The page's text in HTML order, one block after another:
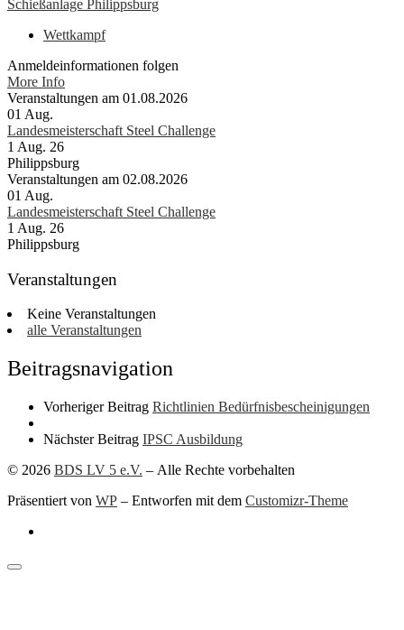
Schießanlage Philippsburg
Wettkampf
Anmeldeinformationen folgen
More Info
Veranstaltungen am 01.08.2026
01 Aug.
Landesmeisterschaft Steel Challenge
1 Aug. 26
Philippsburg
Veranstaltungen am 02.08.2026
01 Aug.
Landesmeisterschaft Steel Challenge
1 Aug. 26
Philippsburg
Veranstaltungen
Keine Veranstaltungen
alle Veranstaltungen
Beitragsnavigation
Vorheriger Beitrag Richtlinien Bedürfnisbescheinigungen
Nächster Beitrag IPSC Ausbildung
© 2026 BDS LV 5 e.V. – Alle Rechte vorbehalten
Präsentiert von WP – Entworfen mit dem Customizr-Theme